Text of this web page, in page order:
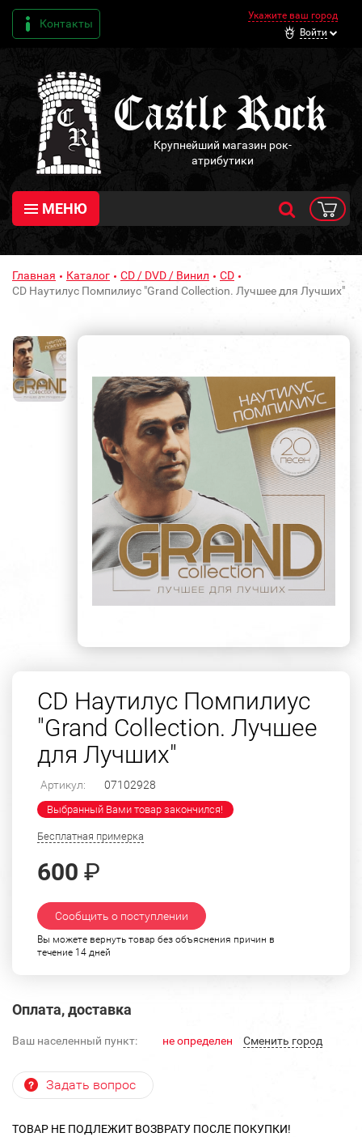
Контакты
Укажите ваш город
Войти
Крупнейший магазин рок-
атрибутики
МЕНЮ
Главная Каталог CD / DVD / Винил
CD
CD Наутилус Помпилиус "Grand Collection. Лучшее для Лучших"
CD Наутилус Помпилиус
"Grand Collection. Лучшее
для Лучших"
Артикул: 07102928
Выбранный Вами товар закончился!
Бесплатная примерка
600 ₽
Сообщить о поступлении
Вы можете вернуть товар без объяснения причин в
течение 14 дней
Оплата, доставка
Ваш населенный пункт: не определен Cменить город
Задать вопрос
ТОВАР НЕ ПОДЛЕЖИТ ВОЗВРАТУ ПОСЛЕ ПОКУПКИ!